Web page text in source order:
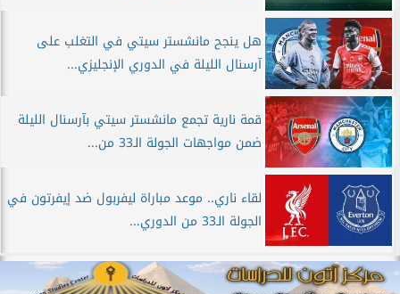
هل ينجح مانشستر سيتي في التغلب على
آرسنال الليلة في الدوري الإنجليزي...
قمة نارية تجمع مانشستر سيتي بآرسنال الليلة
ضمن مواجهات الجولة الـ33 من...
لقاء ناري.. موعد مباراة ليفربول ضد إيفرتون في
الجولة الـ33 من الدوري...